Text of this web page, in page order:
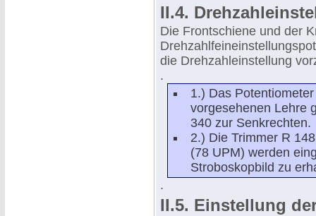
II.4.
Die Frontschiene und der
die Drehzahleinstellung
.
1.) Das
vorgesehenen Lehre
340 zur Senkrechten.
2.) Die Trimmer R
(78 UPM) werden
Stroboskopbild zu
.
II.5. Einstellung